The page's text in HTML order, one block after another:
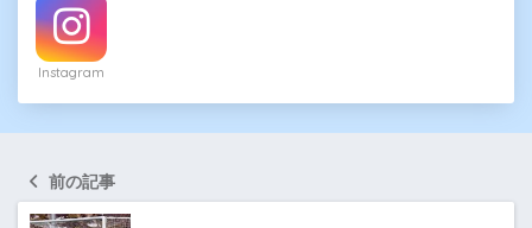
Instagram
前の記事